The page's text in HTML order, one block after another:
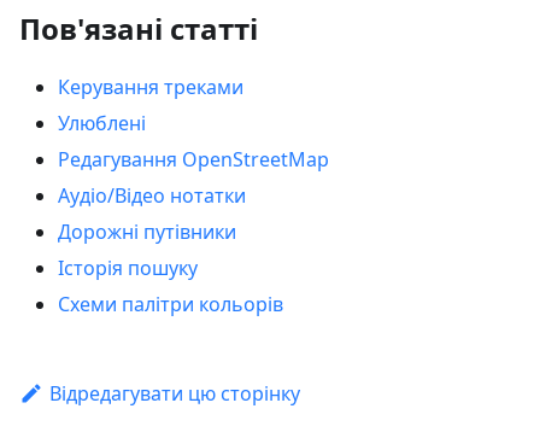
Пов'язані статті
Керування треками
Улюблені
Редагування OpenStreetMap
Аудіо/Відео нотатки
Дорожні путівники
Історія пошуку
Схеми палітри кольорів
Відредагувати цю сторінку